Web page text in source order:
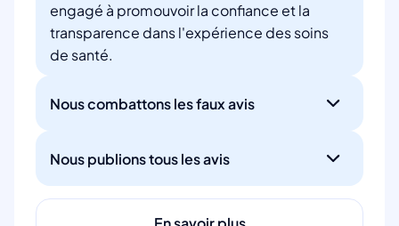
engagé à promouvoir la confiance et la
transparence dans l'expérience des soins
de santé.
Nous combattons les faux avis
Nous publions tous les avis